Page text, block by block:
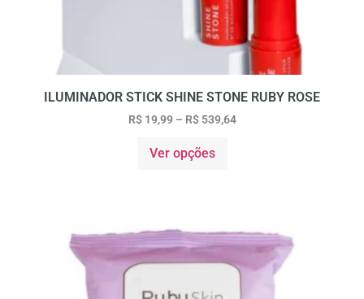
ILUMINADOR STICK SHINE STONE RUBY ROSE
R$19,99 – R$539,64
Ver opções